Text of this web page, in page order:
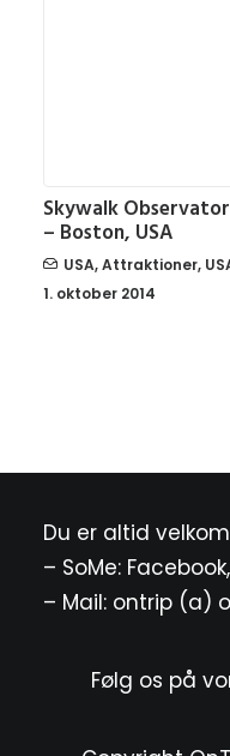
Skywalk
– Boston, USA
USA,Attraktioner,
1. oktober 2014
Du er altid
– SoMe: Facebook,
– Mail: ontrip (a)
Følg os på